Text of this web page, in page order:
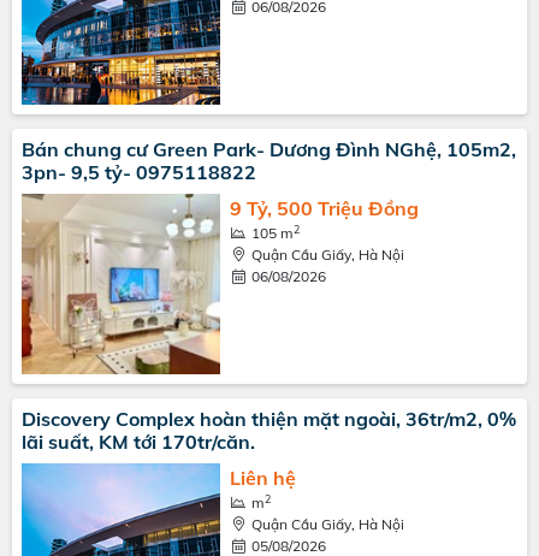
06/08/2026
Bán chung cư Green Park- Dương Đình NGhệ, 105m2,
3pn- 9,5 tỷ- 0975118822
9 Tỷ, 500 Triệu Đồng
105 m2
Quận Cầu Giấy, Hà Nội
06/08/2026
Discovery Complex hoàn thiện mặt ngoài, 36tr/m2, 0%
lãi suất, KM tới 170tr/căn.
Liên hệ
m2
Quận Cầu Giấy, Hà Nội
05/08/2026